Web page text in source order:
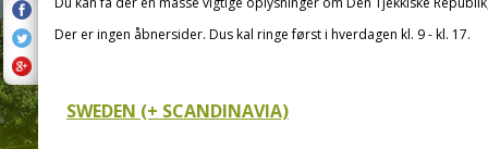
Der er ingen åbnersider. Dus kal ringe først i hverdagen kl. 9 - kl. 17.
SWEDEN (+ SCANDINAVIA)